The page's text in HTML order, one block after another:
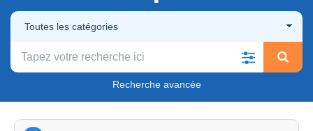
Toutes les catégories
Recherche avancée